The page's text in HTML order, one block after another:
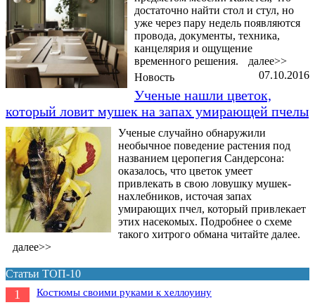
достаточно найти стол и стул, но
уже через пару недель появляются
провода, документы, техника,
канцелярия и ощущение
временного решения.
далее>>
07.10.2016
Новость
Ученые нашли цветок,
который ловит мушек на запах умирающей пчелы
Ученые случайно обнаружили
необычное поведение растения под
названием церопегия Сандерсона:
оказалось, что цветок умеет
привлекать в свою ловушку мушек-
нахлебников, источая запах
умирающих пчел, который привлекает
этих насекомых. Подробнее о схеме
такого хитрого обмана читайте далее.
далее>>
Статьи ТОП-10
1 Костюмы своими руками к хеллоуину